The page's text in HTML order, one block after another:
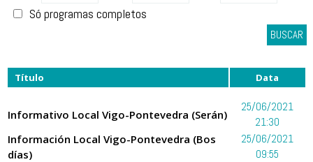
Só programas completos
BUSCAR
Título Data
Informativo Local Vigo-Pontevedra (Serán)
25/06/2021
21:30
Información Local Vigo-Pontevedra (Bos
días)
25/06/2021
09:55